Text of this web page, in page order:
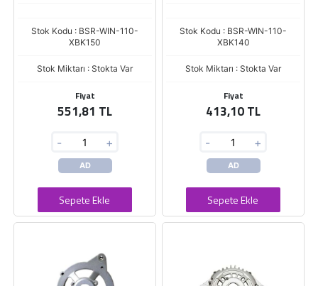
Stok Kodu : BSR-WIN-110-
XBK150
Stok Miktarı : Stokta Var
Fiyat
551,81 TL
- +
AD
Sepete Ekle
Stok Kodu : BSR-WIN-110-
XBK140
Stok Miktarı : Stokta Var
Fiyat
413,10 TL
- +
AD
Sepete Ekle